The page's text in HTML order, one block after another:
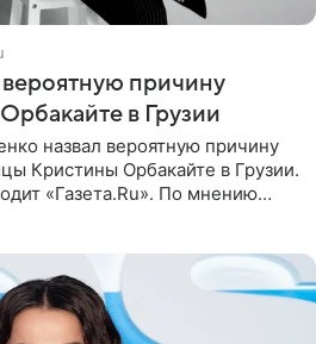
причину
в Грузии
назвал вероятную причину
Кристины Орбакайте в Грузии.
«Газета.Ru». По мнению